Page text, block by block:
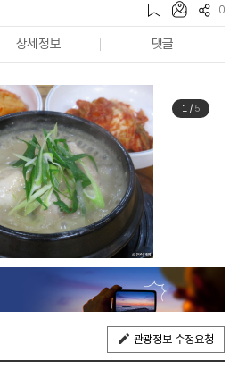
0
상세정보 댓글
1/ 5
관광정보 수정요청